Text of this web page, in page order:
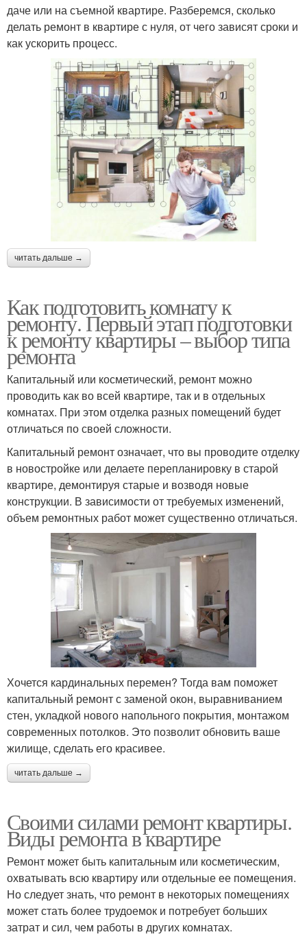
даче или на съемной квартире. Разберемся, сколько
делать ремонт в квартире с нуля, от чего зависят сроки и
как ускорить процесс.
читать дальше →
Как подготовить комнату к
ремонту. Первый этап подготовки
к ремонту квартиры – выбор типа
ремонта
Капитальный или косметический, ремонт можно
проводить как во всей квартире, так и в отдельных
комнатах. При этом отделка разных помещений будет
отличаться по своей сложности.
Капитальный ремонт означает, что вы проводите отделку
в новостройке или делаете перепланировку в старой
квартире, демонтируя старые и возводя новые
конструкции. В зависимости от требуемых изменений,
объем ремонтных работ может существенно отличаться.
Хочется кардинальных перемен? Тогда вам поможет
капитальный ремонт с заменой окон, выравниванием
стен, укладкой нового напольного покрытия, монтажом
современных потолков. Это позволит обновить ваше
жилище, сделать его красивее.
читать дальше →
Своими силами ремонт квартиры.
Виды ремонта в квартире
Ремонт может быть капитальным или косметическим,
охватывать всю квартиру или отдельные ее помещения.
Но следует знать, что ремонт в некоторых помещениях
может стать более трудоемок и потребует больших
затрат и сил, чем работы в других комнатах.